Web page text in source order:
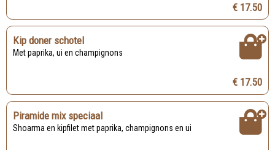
€ 17.50
Kip doner schotel
Met paprika, ui en champignons
€ 17.50
Piramide mix speciaal
Shoarma en kipfilet met paprika, champignons en ui